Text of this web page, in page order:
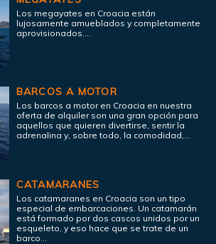
Los megayates en Croacia están
lujosamente amueblados y completamente
aprovisionados....
BARCOS A MOTOR
Los barcos a motor en Croacia en nuestra
oferta de alquiler son una gran opción para
aquellos que quieren divertirse, sentir la
adrenalina y, sobre todo, la comodidad,...
CATAMARANES
Los catamaranes en Croacia son un tipo
especial de embarcaciones. Un catamarán
está formado por dos cascos unidos por un
esqueleto, y eso hace que se trate de un
barco...